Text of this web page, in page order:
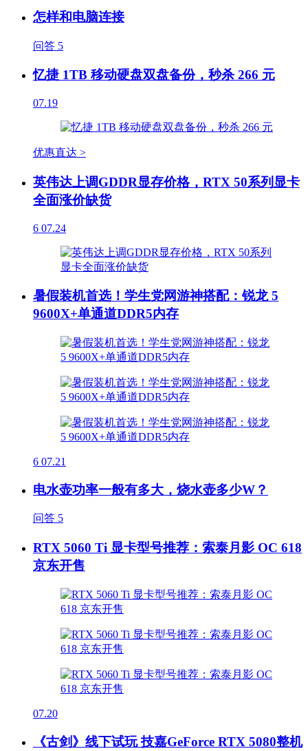
怎样和电脑连接
问答 5
忆捷 1TB 移动硬盘双盘备份，秒杀 266 元
07.19
优惠直达 >
英伟达上调GDDR显存价格，RTX 50系列显卡
全面涨价缺货
6 07.24
暑假装机首选！学生党网游神搭配：锐龙 5
9600X+单通道DDR5内存
6 07.21
电水壶功率一般有多大，烧水壶多少W？
问答 5
RTX 5060 Ti 显卡型号推荐：索泰月影 OC 618
京东开售
07.20
《古剑》线下试玩 技嘉GeForce RTX 5080整机